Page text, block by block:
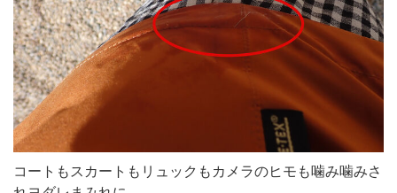
コートもスカートもリュックもカメラのヒモも噛み噛みさ